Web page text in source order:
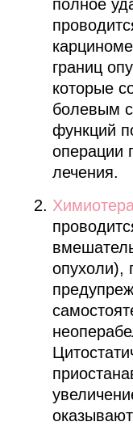
полное
границ
которые
болевым
функций
операции
лечения.
опухоли),